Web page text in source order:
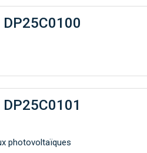
photovoltaïques